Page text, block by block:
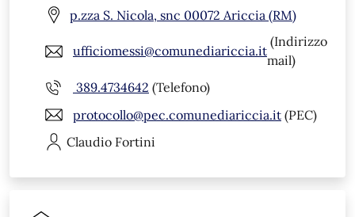
p.zza S. Nicola, snc 00072 Ariccia (RM)
ufficiomessi@comunediariccia.it
(Indirizzo
mail)
389.4734642 (Telefono)
protocollo@pec.comunediariccia.it (PEC)
Claudio Fortini